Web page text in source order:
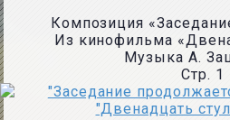
Композиция
Из кинофильма
Музыка А.
Стр. 1